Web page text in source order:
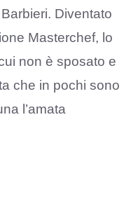
Diventato
Masterchef, lo
non è sposato e
che in pochi sono
l’amata